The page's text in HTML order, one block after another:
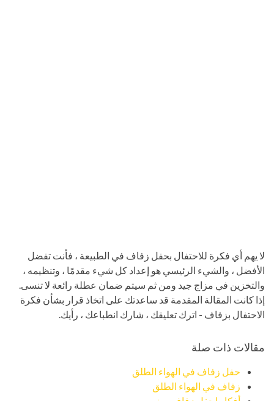
لا يهم أي فكرة للاحتفال بحفل زفاف في الطبيعة ، فأنت تفضل
الأفضل ، والشيء الرئيسي هو إعداد كل شيء مقدمًا ، وتنظيمه ،
والتخزين في مزاج جيد ومن ثم سيتم ضمان عطلة رائعة لا تنسى.
إذا كانت المقالة المقدمة قد ساعدتك على اتخاذ قرار بشأن فكرة
الاحتفال بزفاف - اترك تعليقك ، شارك انطباعك ، رأيك.
مقالات ذات صلة
حفل زفاف في الهواء الطلق
زفاف في الهواء الطلق